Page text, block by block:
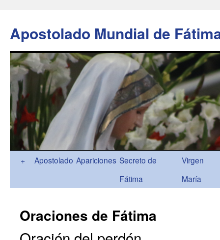
Apostolado Mundial de
+ Apostolado Apariciones Secreto de
Fátima
Virgen
María
Oraciones de Fátima